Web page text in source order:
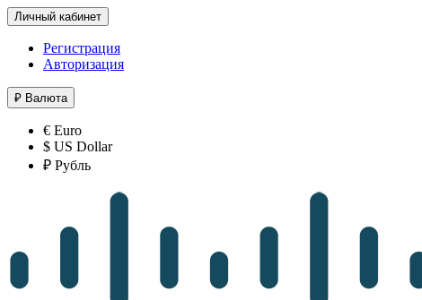
Личный кабинет
Регистрация
Авторизация
₽ Валюта
€ Euro
$ US Dollar
₽ Рубль